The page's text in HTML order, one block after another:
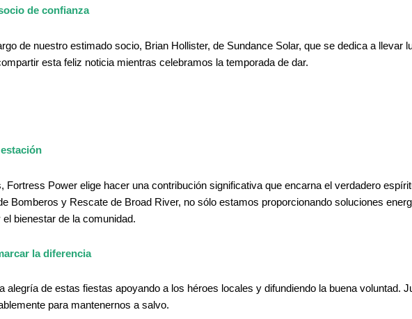
de confianza
de nuestro estimado socio, Brian Hollister, de Sundance Solar, que se dedica a llevar
esta feliz noticia mientras celebramos la temporada de dar.
Fortress Power elige hacer una contribución significativa que encarna el verdadero
Bomberos y Rescate de Broad River, no sólo estamos proporcionando soluciones
bienestar de la comunidad.
la diferencia
alegría de estas fiestas apoyando a los héroes locales y difundiendo la buena voluntad.
para mantenernos a salvo.